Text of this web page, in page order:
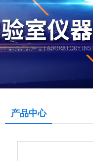
产品中心